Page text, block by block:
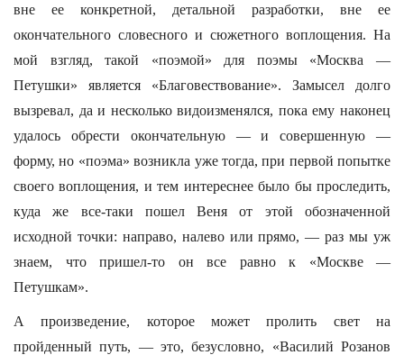
вне ее конкретной, детальной разработки, вне ее
окончательного словесного и сюжетного воплощения. На
мой взгляд, такой «поэмой» для поэмы «Москва —
Петушки» является «Благовествование». Замысел долго
вызревал, да и несколько видоизменялся, пока ему наконец
удалось обрести окончательную — и совершенную —
форму, но «поэма» возникла уже тогда, при первой попытке
своего воплощения, и тем интереснее было бы проследить,
куда же все-таки пошел Веня от этой обозначенной
исходной точки: направо, налево или прямо, — раз мы уж
знаем, что пришел-то он все равно к «Москве —
Петушкам».
А произведение, которое может пролить свет на
пройденный путь, — это, безусловно, «Василий Розанов